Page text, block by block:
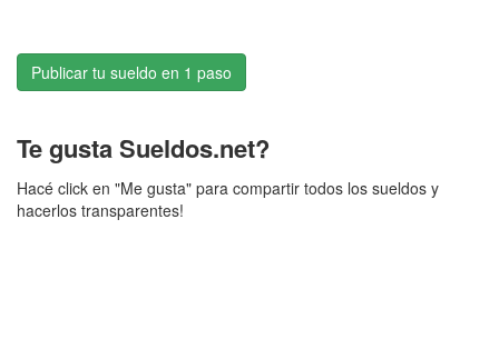
Publicar tu sueldo en 1 paso
Te gusta Sueldos.net?
Hacé click en "Me gusta" para compartir todos los sueldos y
hacerlos transparentes!